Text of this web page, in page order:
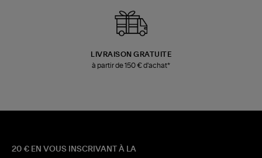
LIVRAISON GRATUITE
à partir de 150 € d'achat*
20 € EN VOUS INSCRIVANT À LA